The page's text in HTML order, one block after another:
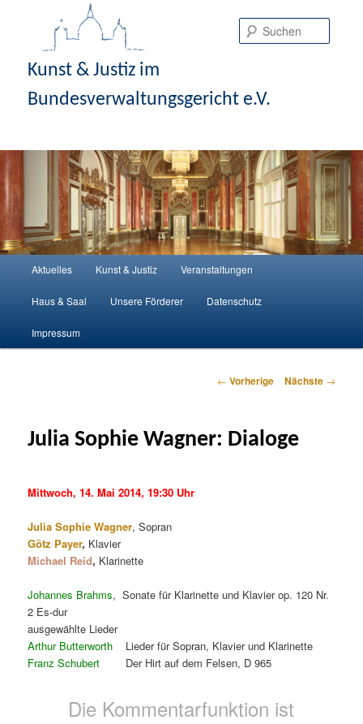
Kunst & Justiz im
Bundesverwaltungsgericht e.V.
Zum Inhalt wechseln
Zum sekundären Inhalt wechseln
Aktuelles Kunst & Justiz Veranstaltungen
Haus & Saal Unsere Förderer Datenschutz
Impressum
Artikelnavigation
← Vorherige Nächste →
Julia Sophie Wagner: Dialoge
Mittwoch, 14. Mai 2014, 19:30 Uhr
Julia Sophie Wagner, Sopran
Götz Payer, Klavier
Michael Reid, Klarinette
Johannes Brahms, Sonate für Klarinette und Klavier op. 120 Nr.
2 Es-dur
ausgewählte Lieder
Arthur Butterworth
Lieder für Sopran, Klavier und Klarinette
Franz Schubert Der Hirt auf dem Felsen, D 965
Die Kommentarfunktion ist